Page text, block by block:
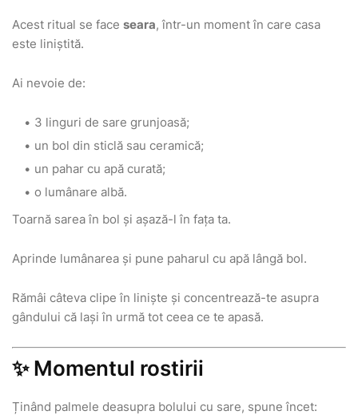
Acest ritual se face seara, într-un moment în care casa
este liniștită.
Ai nevoie de:
3 linguri de sare grunjoasă;
un bol din sticlă sau ceramică;
un pahar cu apă curată;
o lumânare albă.
Toarnă sarea în bol și așază-l în fața ta.
Aprinde lumânarea și pune paharul cu apă lângă bol.
Rămâi câteva clipe în liniște și concentrează-te asupra
gândului că lași în urmă tot ceea ce te apasă.
✨ Momentul rostirii
Ținând palmele deasupra bolului cu sare, spune încet: